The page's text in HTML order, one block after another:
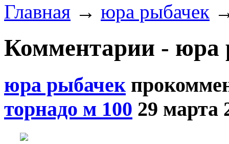
Главная → юра рыбачек
Комментарии - юра
юра рыбачек
торнадо м 100 29 марта